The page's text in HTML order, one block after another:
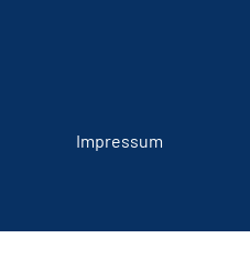
Impressum